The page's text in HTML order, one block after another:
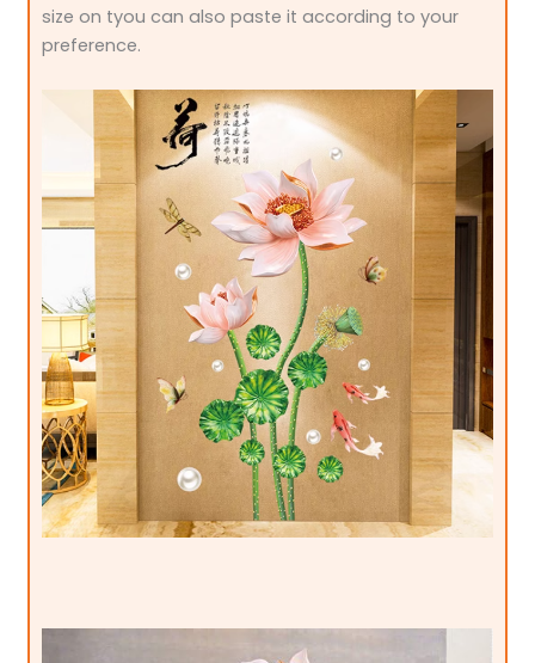
size on tyou can also paste it according to your
preference.